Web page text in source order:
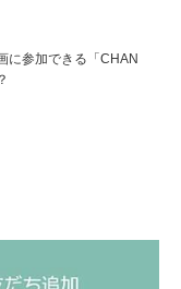
に参加できる「CHAN